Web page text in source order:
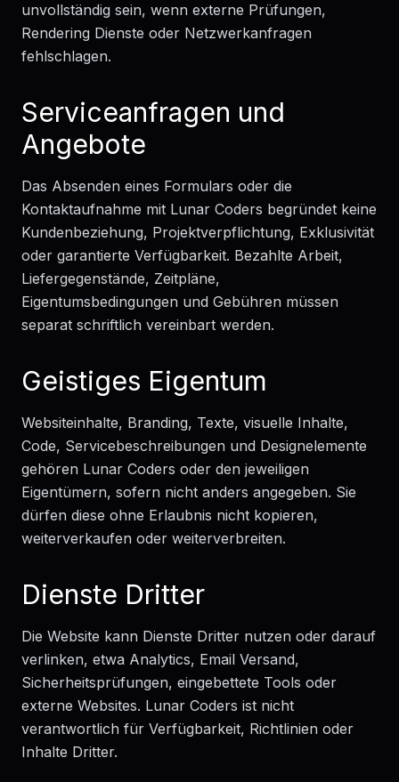
unvollständig sein, wenn externe Prüfungen,
Rendering Dienste oder Netzwerkanfragen
fehlschlagen.
Serviceanfragen und
Angebote
Das Absenden eines Formulars oder die
Kontaktaufnahme mit Lunar Coders begründet keine
Kundenbeziehung, Projektverpflichtung, Exklusivität
oder garantierte Verfügbarkeit. Bezahlte Arbeit,
Liefergegenstände, Zeitpläne,
Eigentumsbedingungen und Gebühren müssen
separat schriftlich vereinbart werden.
Geistiges Eigentum
Websiteinhalte, Branding, Texte, visuelle Inhalte,
Code, Servicebeschreibungen und Designelemente
gehören Lunar Coders oder den jeweiligen
Eigentümern, sofern nicht anders angegeben. Sie
dürfen diese ohne Erlaubnis nicht kopieren,
weiterverkaufen oder weiterverbreiten.
Dienste Dritter
Die Website kann Dienste Dritter nutzen oder darauf
verlinken, etwa Analytics, Email Versand,
Sicherheitsprüfungen, eingebettete Tools oder
externe Websites. Lunar Coders ist nicht
verantwortlich für Verfügbarkeit, Richtlinien oder
Inhalte Dritter.